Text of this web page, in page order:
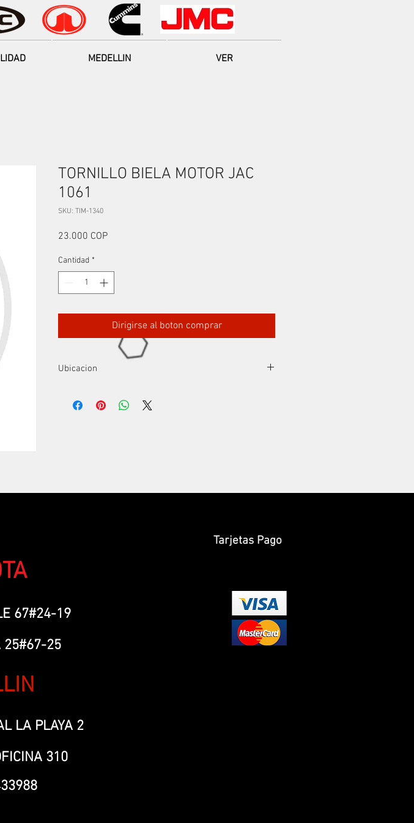
MEDELLIN VER
TORNILLO BIELA MOTOR JAC
1061
SKU: TIM-1340
23.000 COPPrecio
Cantidad *
Dirigirse al boton comprar
Ubicacion
67#24-19
25#67-25
LA PLAYA 2
310
Tarjetas Pago